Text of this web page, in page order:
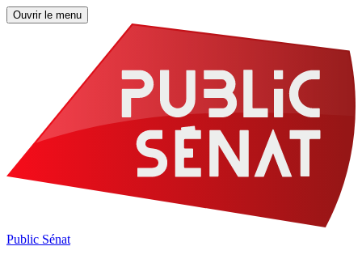
Ouvrir le menu
Public Sénat